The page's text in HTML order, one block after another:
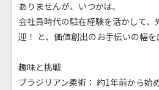
ありませんが、いつかは、
会社員時代の駐在経験を活かして
迎！ と、価値創出のお手伝いの幅を
趣味と挑戦
ブラジリアン柔術： 約1年前から始